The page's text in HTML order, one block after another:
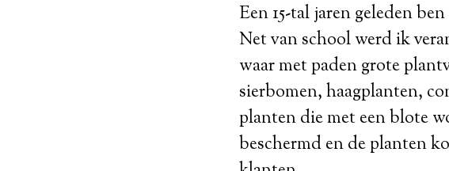
Een 15-tal jaren geleden
Net van school werd ik
waar met paden grote
sierbomen, haagplanten,
planten die met een blote
beschermd en de planten